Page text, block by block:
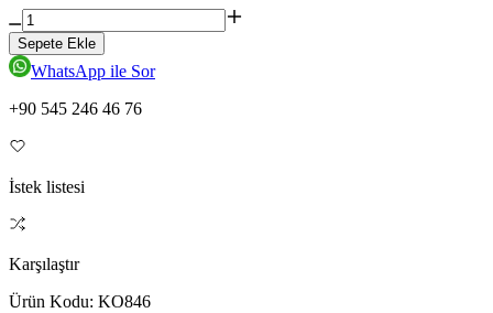
Sepete Ekle
WhatsApp ile Sor
+90 545 246 46 76
İstek listesi
Karşılaştır
Ürün Kodu: KO846